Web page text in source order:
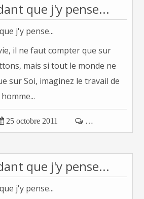
que j'y pense...
il ne faut compter que sur
mais si tout le monde ne
sur Soi, imaginez le travail de
25 octobre 2011  …
que j'y pense...